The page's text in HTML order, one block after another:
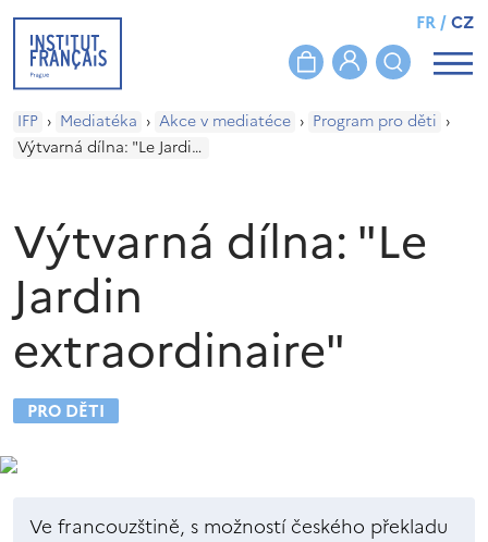
FR/CZ
IFP › Mediatéka › Akce v mediatéce › Program pro děti ›
Výtvarná dílna: "Le Jardin extraordinaire"
Výtvarná dílna: "Le
Jardin
extraordinaire"
PRO DĚTI
Ve francouzštině, s možností českého překladu